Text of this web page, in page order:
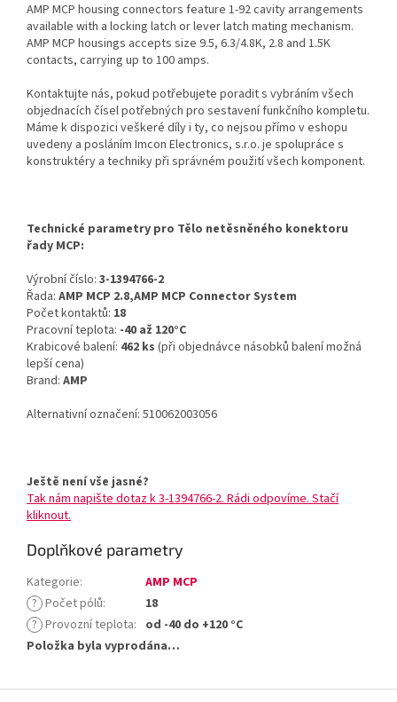
AMP MCP housing connectors feature 1-92 cavity arrangements
available with a locking latch or lever latch mating mechanism.
AMP MCP housings accepts size 9.5, 6.3/4.8K, 2.8 and 1.5K
contacts, carrying up to 100 amps.
Kontaktujte nás, pokud potřebujete poradit s vybráním všech
objednacích čísel potřebných pro sestavení funkčního kompletu.
Máme k dispozici veškeré díly i ty, co nejsou přímo v eshopu
uvedeny a posláním Imcon Electronics, s.r.o. je spolupráce s
konstruktéry a techniky při správném použití všech komponent.
Technické parametry pro Tělo netěsněného konektoru
řady MCP:
Výrobní číslo: 3-1394766-2
Řada: AMP MCP 2.8,AMP MCP Connector System
Počet kontaktů: 18
Pracovní teplota: -40 až 120°C
Krabicové balení: 462 ks (při objednávce násobků balení možná
lepší cena)
Brand: AMP
Alternativní označení: 510062003056
Ještě není vše jasné?
Tak nám napište dotaz k 3-1394766-2. Rádi odpovíme. Stačí
kliknout.
Doplňkové parametry
Kategorie:
AMP MCP
? Počet pólů:
18
? Provozní teplota: od -40 do +120 °C
Položka byla vyprodána…